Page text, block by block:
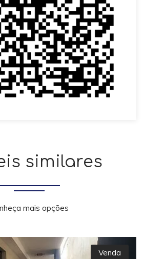
similares
mais opções
Venda